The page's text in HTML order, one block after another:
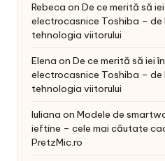
Rebeca on De ce merită să
electrocasnice Toshiba –
tehnologia viitorului
Elena on De ce merită să iei
electrocasnice Toshiba –
tehnologia viitorului
Iuliana on Modele de
ieftine – cele mai căutate
PretzMic.ro